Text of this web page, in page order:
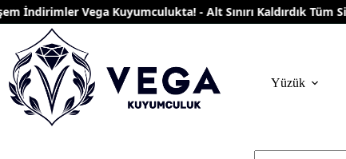
to
Vega Kuyumculukta! - Alt Sınırı Kaldırdık Tüm
Yüzük